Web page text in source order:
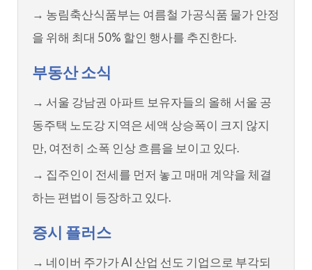
→ 농림축산식품부는 여름철 가공식품 물가 안정
을 위해 최대 50% 할인 행사를 추진한다.
부동산 소식
→ 서울 강남권 아파트 보유자들의 올해 서울 공
동주택 노도강 지역은 세액 상승폭이 크지 않지
만, 여전히 소폭 인상 흐름을 보이고 있다.
→ 집주인이 전세를 먼저 놓고 매매 계약을 체결
하는 편법이 등장하고 있다.
증시 플러스
→ 네이버 주가가 AI 산업 선도 기업으로 부각되